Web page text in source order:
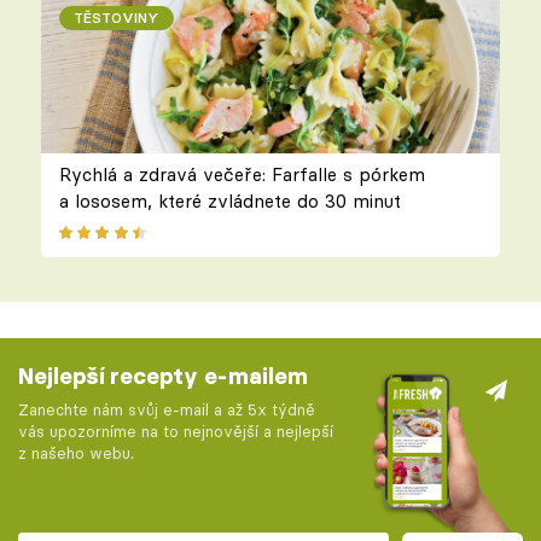
TĚSTOVINY
Rychlá a zdravá večeře: Farfalle s pórkem
a lososem, které zvládnete do 30 minut
Nejlepší recepty e-mailem
Zanechte nám svůj e-mail a až 5x týdně
vás upozorníme na to nejnovější a nejlepší
z našeho webu.